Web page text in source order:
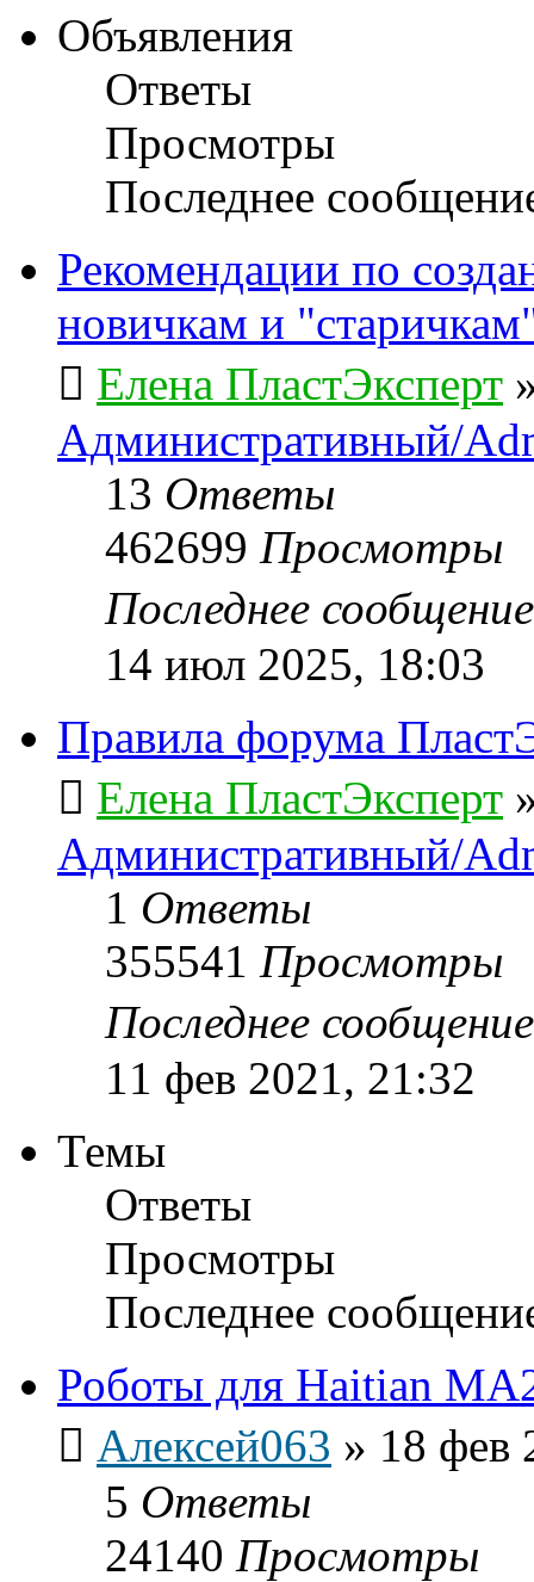
Объявления
Ответы
Просмотры
Последнее
Рекомендации по
новичкам и
Елена ПластЭксперт
Административный/
13 Ответы
462699 Просмотры
Последнее
14 июл 2025, 18:03
Правила форума
Елена ПластЭксперт
Административный/
1 Ответы
355541 Просмотры
Последнее
11 фев 2021, 21:32
Темы
Ответы
Просмотры
Последнее
Роботы для Нaitian
Алексей063 » 18 фев
5 Ответы
24140 Просмотры